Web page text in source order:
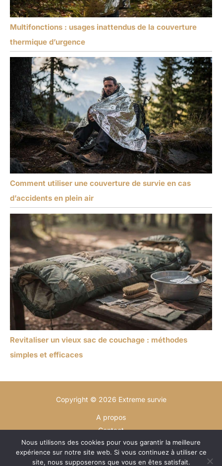
Multifonctions : usages inattendus de la couverture
thermique d’urgence
Comment utiliser une couverture de survie en cas
d’accidents en plein air
Revitaliser un vieux sac de couchage : méthodes
simples et efficaces
Copyright © 2026 Extreme survie
A propos
Contact
Plan du site
Mentions légales
Nous utilisons des cookies pour vous garantir la meilleure
expérience sur notre site web. Si vous continuez à utiliser ce
site, nous supposerons que vous en êtes satisfait.